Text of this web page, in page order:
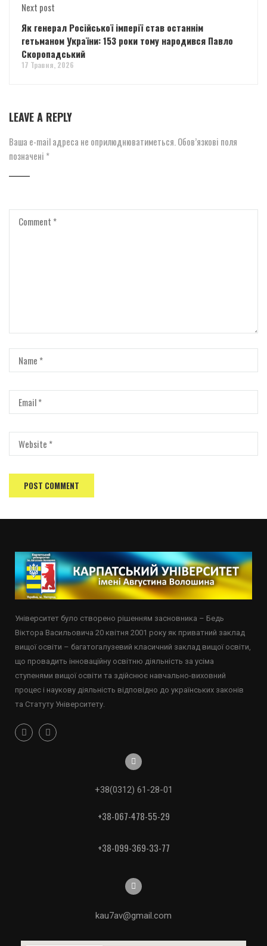
Next post
Як генерал Російської імперії став останнім
гетьманом України: 153 роки тому народився Павло
Скоропадський
17 Травня, 2026
LEAVE A REPLY
Ваша e-mail адреса не оприлюднюватиметься. Обов’язкові поля
позначені *
Університет було створено рішенням засновника – Бедь
Віктора Васильовича 20 квітня 2001 року як приватний заклад
вищої освіти – багатогалузевий класичний заклад вищої освіти,
що провадить інноваційну освітню діяльність за усіма
ступенями вищої освіти та здійснює навчально-виховний
процес і наукову діяльність відповідно до українських законів
та Статуту Університету.
+38(0312) 61-28-01
+38-067-478-55-29
+38-099-369-33-77
kau7av@gmail.com